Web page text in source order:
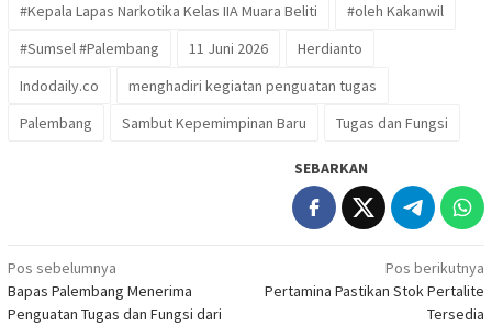
#Kepala Lapas Narkotika Kelas IIA Muara Beliti
#oleh Kakanwil
#Sumsel #Palembang
11 Juni 2026
Herdianto
Indodaily.co
menghadiri kegiatan penguatan tugas
Palembang
Sambut Kepemimpinan Baru Tugas dan Fungsi
SEBARKAN
Navigasi
pos
Pos sebelumnya
Bapas Palembang Menerima
Penguatan Tugas dan Fungsi dari
Pos berikutnya
Pertamina Pastikan Stok Pertalite
Tersedia